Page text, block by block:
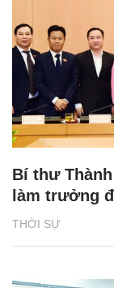
THỜI SỰ
Bí thư
làm trưởng